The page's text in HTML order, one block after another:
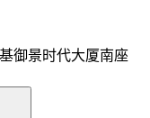
御景时代大厦南座